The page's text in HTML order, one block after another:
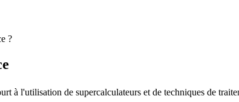
?
à l'utilisation de supercalculateurs et de techniques de